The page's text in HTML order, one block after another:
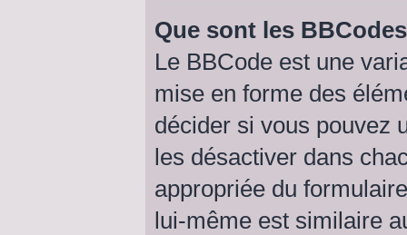
Que sont les
Le BBCode est une
mise en forme des
décider si vous pouvez
les désactiver dans
appropriée du
lui-même est similaire